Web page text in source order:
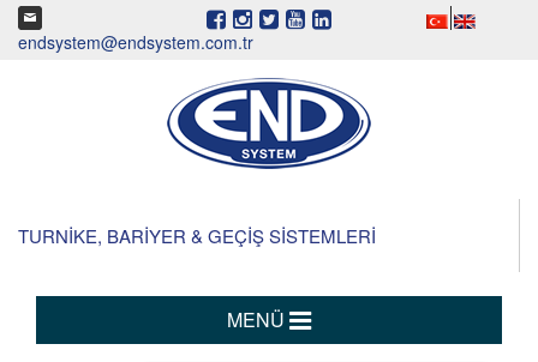
endsystem@endsystem.com.tr
TURNİKE, BARİYER & GEÇİŞ SİSTEMLERİ
MENÜ